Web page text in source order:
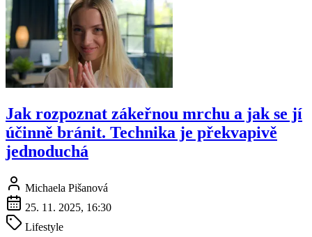
Jak rozpoznat zákeřnou mrchu a jak se jí
účinně bránit. Technika je překvapivě
jednoduchá
Michaela Pišanová
25. 11. 2025, 16:30
Lifestyle